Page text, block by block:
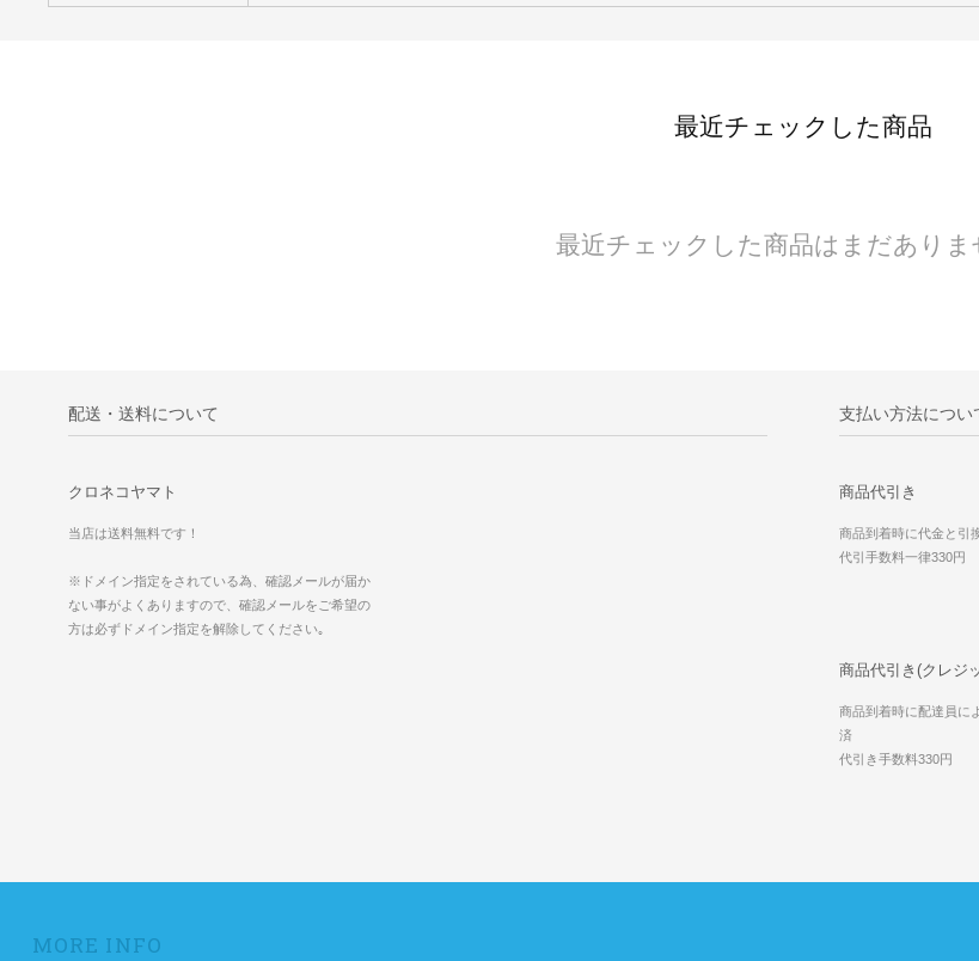
最近チェックした商品
最近チェックした商品はまだありま
配送・送料について
クロネコヤマト
当店は送料無料です！
※ドメイン指定をされている為、確認メールが届か
ない事がよくありますので、確認メールをご希望の
方は必ずドメイン指定を解除してください｡
支払い方法につい
商品代引き
商品到着時に代金と引
代引手数料一律330円
商品代引き(クレジ
商品到着時に配達員に
済
代引き手数料330円
MORE INFO